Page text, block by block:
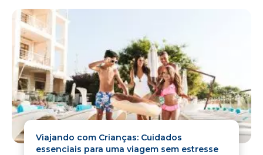
Viajando com Crianças: Cuidados
essenciais para uma viagem sem estresse